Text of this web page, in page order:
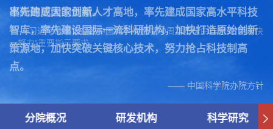
率先建成国家创新人才高地，率先建成国家高水平科技
智库，率先建设国际一流科研机构，加快打造原始创新
策源地，加快突破关键核心技术，努力抢占科技制高
点。
—— 中国科学院办院方针
出新的更大的贡献。
—— 习近平总书记在致中国科学院建院70周年贺信中作出的“两加快
一努力”重要指示要求
分院概况 研发机构 科学研究